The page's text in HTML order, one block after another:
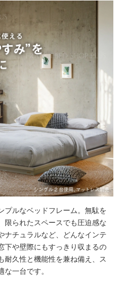
プルなベッドフレーム。無駄を
限られたスペースでも圧迫感な
ナチュラルなど、どんなインテ
下や壁際にもすっきり収まるの
耐久性と機能性を兼ね備え、ス
一台です。